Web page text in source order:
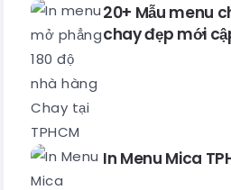
20+ Mẫu menu
chay đẹp mới
In Menu Mica